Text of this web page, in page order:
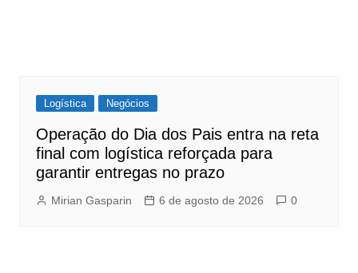
Logística Negócios
Operação do Dia dos Pais entra na reta
final com logística reforçada para
garantir entregas no prazo
Mirian Gasparin 6 de agosto de 2026 0